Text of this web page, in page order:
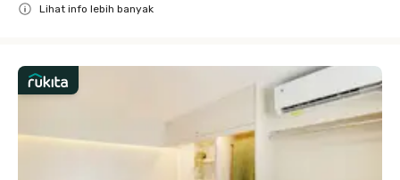
Lihat info lebih banyak